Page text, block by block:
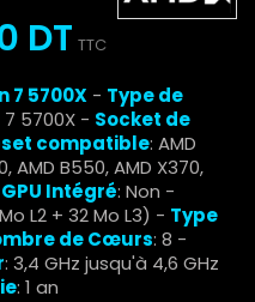
DT TTC
7 5700X- Type de
7 5700X - Socket de
compatible: AMD
AMD B550, AMD X370,
GPU Intégré: Non -
L2 + 32 Mo L3) - Type
de Cœurs: 8 -
: 3,4 GHz jusqu'à 4,6 GHz
: 1 an